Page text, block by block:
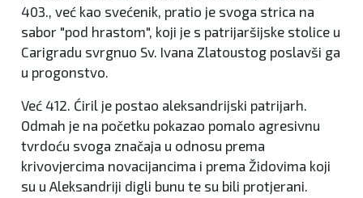
403., već kao svećenik, pratio je svoga strica na
sabor "pod hrastom", koji je s patrijaršijske stolice u
Carigradu svrgnuo Sv. Ivana Zlatoustog poslavši ga
u progonstvo.
Već 412. Ćiril je postao aleksandrijski patrijarh.
Odmah je na početku pokazao pomalo agresivnu
tvrdoću svoga značaja u odnosu prema
krivovjercima novacijancima i prema Židovima koji
su u Aleksandriji digli bunu te su bili protjerani.